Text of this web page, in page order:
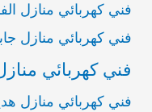
فني كهربائي منازل
فني كهربائي منازل
فني كهربائي
فني كهربائي منازل